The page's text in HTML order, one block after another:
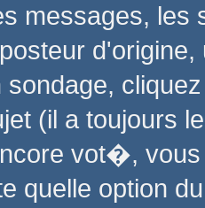
messages,
d'origine,
(il a toujours
vot�,
quelle option